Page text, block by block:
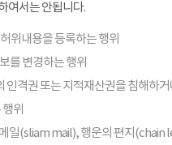
여서는 안됩니다.
위내용을 등록하는 행위
를 변경하는 행위
격권 또는 지적재산권을 침해하거
위
일(sliam mail), 행운의 편지(chain